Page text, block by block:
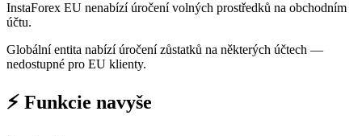
InstaForex EU nenabízí úročení volných prostředků na obchodním
účtu.
Globální entita nabízí úročení zůstatků na některých účtech —
nedostupné pro EU klienty.
⚡ Funkcie navyše